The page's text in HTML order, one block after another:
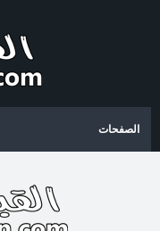
الصفحات